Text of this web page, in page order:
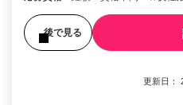
後で見る
更新日：